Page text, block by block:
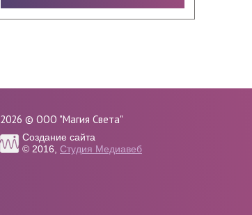
2026 © ООО "Магия Света"
Создание сайта
© 2016, Студия Медиавеб